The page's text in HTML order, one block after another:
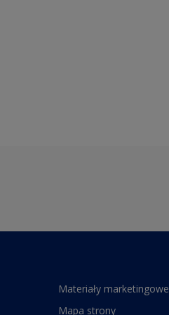
Materiały marketingowe
Mapa strony